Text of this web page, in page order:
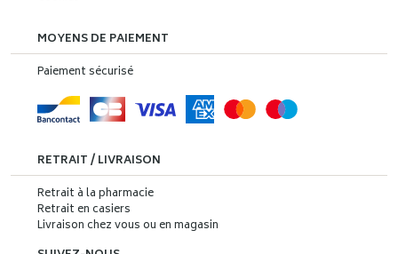
MOYENS DE PAIEMENT
Paiement sécurisé
RETRAIT / LIVRAISON
Retrait à la pharmacie
Retrait en casiers
Livraison chez vous ou en magasin